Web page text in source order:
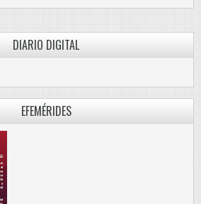
DIARIO DIGITAL
EFEMÉRIDES